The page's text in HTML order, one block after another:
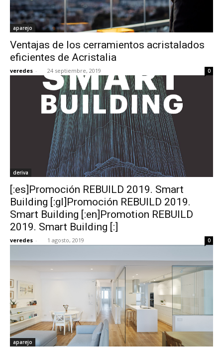
aparejo
Ventajas de los cerramientos acristalados
eficientes de Acristalia
veredes - 24 septiembre, 2019 0
deriva
[:es]Promoción REBUILD 2019. Smart
Building [:gl]Promoción REBUILD 2019.
Smart Building [:en]Promotion REBUILD
2019. Smart Building [:]
veredes - 1 agosto, 2019 0
aparejo